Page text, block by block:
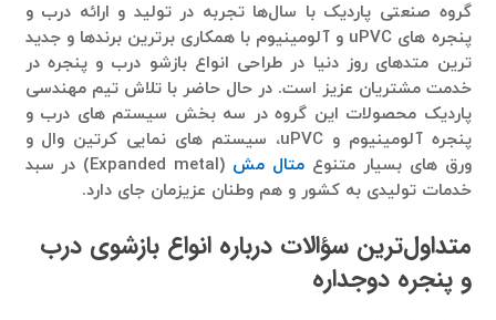
گروه صنعتی پاردیک با سال‌ها تجربه در تولید و ارائه درب و
پنجره­ های uPVC و آلومینیوم با همکاری برترین برندها و جدید
ترین متدهای روز دنیا در طراحی انواع بازشو درب و پنجره در
خدمت مشتریان عزیز است. در حال حاضر با تلاش تیم مهندسی
پاردیک محصولات این گروه در سه بخش سیستم­ های درب و
پنجره آلومینیوم و uPVC، سیستم ­های نمایی کرتین وال و
ورق­ های بسیار متنوعمتال مش
(Expanded metal) در سبد
خدمات تولیدی به کشور و هم وطنان عزیزمان جای دارد.
متداول‌ترین سؤالات درباره انواع بازشوی درب
و پنجره دوجداره